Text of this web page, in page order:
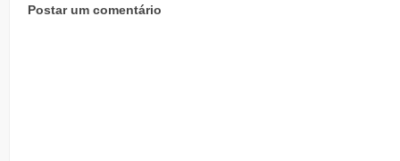
Postar um comentário